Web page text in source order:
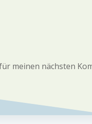
meinen nächsten